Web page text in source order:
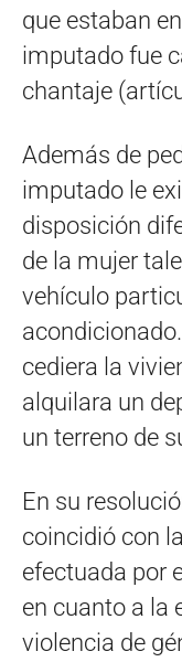
que estaban
imputado fue
chantaje
Además de
imputado le
disposición
de la mujer
vehículo
cediera la
alquilara un
un terreno de
En su
coincidió con
efectuada por
en cuanto a la
violencia de